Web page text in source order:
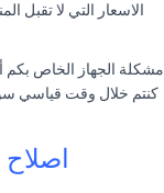
الاسعار التي لا تقبل
مشكلة الجهاز الخاص بكم
كنتم خلال وقت قياسي